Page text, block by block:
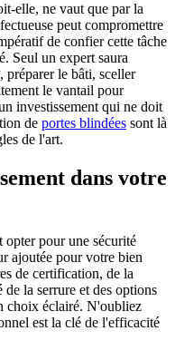
elle, ne vaut que par la
peut compromettre
de confier cette tâche
Seul un expert saura
préparer le bâti, sceller
le vantail pour
investissement qui ne doit
de portes blindées sont là
de l'art.
dans votre
pour une sécurité
ajoutée pour votre bien
de certification, de la
la serrure et des options
choix éclairé. N'oubliez
est la clé de l'efficacité